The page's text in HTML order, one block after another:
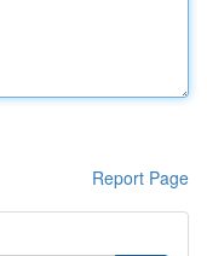
Report Page